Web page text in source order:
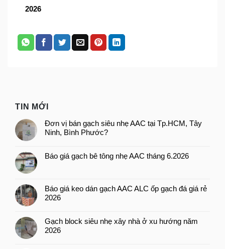
2026
TIN MỚI
Đơn vị bán gạch siêu nhẹ AAC tại Tp.HCM, Tây
Ninh, Bình Phước?
Báo giá gạch bê tông nhẹ AAC tháng 6.2026
Báo giá keo dán gạch AAC ALC ốp gạch đá giá rẻ
2026
Gạch block siêu nhẹ xây nhà ở xu hướng năm
2026